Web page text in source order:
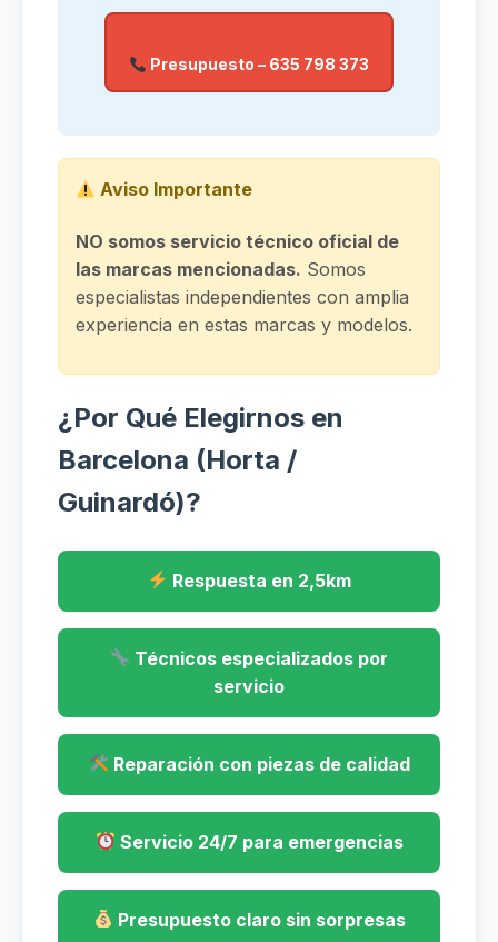
Presupuesto – 635 798 373
Aviso Importante
NO somos servicio técnico oficial de
las marcas mencionadas. Somos
especialistas independientes con amplia
experiencia en estas marcas y modelos.
¿Por Qué Elegirnos en
Barcelona (Horta /
Guinardó)?
Respuesta en 2,5km
Técnicos especializados por
servicio
Reparación con piezas de calidad
Servicio 24/7 para emergencias
Presupuesto claro sin sorpresas